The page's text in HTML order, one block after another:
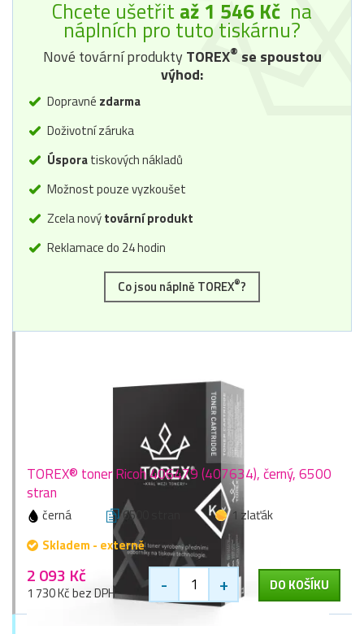
Chcete ušetřit až 1 546 Kč na
náplních pro tuto tiskárnu?
Nové tovární produktyTOREX® se spoustou
výhod:
Dopravné zdarma
Doživotní záruka
Úsporatiskových nákladů
Možnost pouze vyzkoušet
Zcela novýtovární produkt
Reklamace do 24 hodin
Co jsou náplně TOREX®?
TOREX® toner Ricoh 406479 (407634), černý, 6500
stran
černá 6500 stran
1 zlaťák
Skladem - externě
2 093 Kč
1 730 Kč bez DPH - + DO KOŠÍKU